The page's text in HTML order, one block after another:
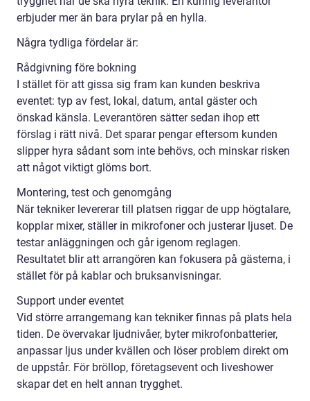
erbjuder mer än bara prylar på en hylla.
Några tydliga fördelar är:
Rådgivning före bokning
I stället för att gissa sig fram kan kunden beskriva
eventet: typ av fest, lokal, datum, antal gäster och
önskad känsla. Leverantören sätter sedan ihop ett
förslag i rätt nivå. Det sparar pengar eftersom kunden
slipper hyra sådant som inte behövs, och minskar risken
att något viktigt glöms bort.
Montering, test och genomgång
När tekniker levererar till platsen riggar de upp högtalare,
kopplar mixer, ställer in mikrofoner och justerar ljuset. De
testar anläggningen och går igenom reglagen.
Resultatet blir att arrangören kan fokusera på gästerna, i
stället för på kablar och bruksanvisningar.
Support under eventet
Vid större arrangemang kan tekniker finnas på plats hela
tiden. De övervakar ljudnivåer, byter mikrofonbatterier,
anpassar ljus under kvällen och löser problem direkt om
de uppstår. För bröllop, företagsevent och liveshower
skapar det en helt annan trygghet.